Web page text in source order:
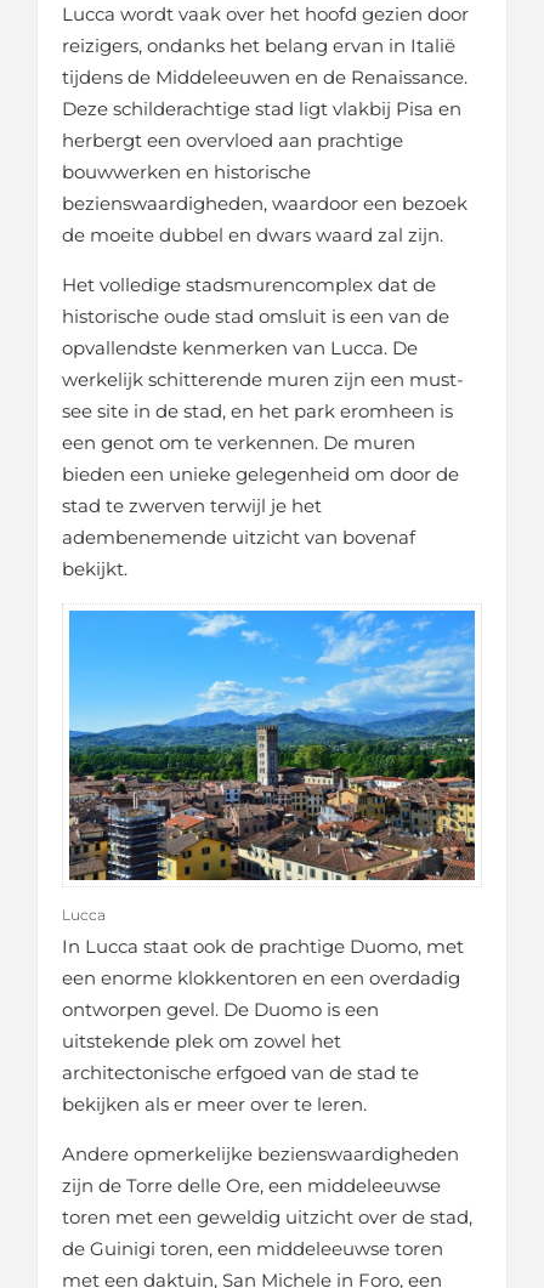
Lucca wordt vaak over het hoofd gezien door
reizigers, ondanks het belang ervan in Italië
tijdens de Middeleeuwen en de Renaissance.
Deze schilderachtige stad ligt vlakbij Pisa en
herbergt een overvloed aan prachtige
bouwwerken en historische
bezienswaardigheden, waardoor een bezoek
de moeite dubbel en dwars waard zal zijn.
Het volledige stadsmurencomplex dat de
historische oude stad omsluit is een van de
opvallendste kenmerken van Lucca. De
werkelijk schitterende muren zijn een must-
see site in de stad, en het park eromheen is
een genot om te verkennen. De muren
bieden een unieke gelegenheid om door de
stad te zwerven terwijl je het
adembenemende uitzicht van bovenaf
bekijkt.
Lucca
In Lucca staat ook de prachtige Duomo, met
een enorme klokkentoren en een overdadig
ontworpen gevel. De Duomo is een
uitstekende plek om zowel het
architectonische erfgoed van de stad te
bekijken als er meer over te leren.
Andere opmerkelijke bezienswaardigheden
zijn de Torre delle Ore, een middeleeuwse
toren met een geweldig uitzicht over de stad,
de Guinigi toren, een middeleeuwse toren
met een daktuin, San Michele in Foro, een